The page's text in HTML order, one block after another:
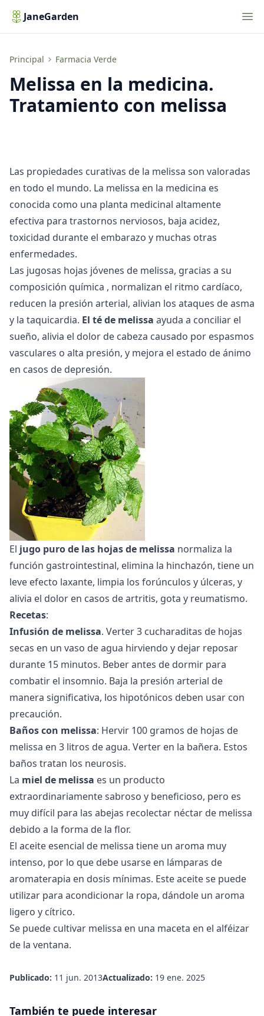
JaneGarden
Principal Farmacia Verde
Melissa en la medicina. Tratamiento con melissa
Melissa en la medicina.
Tratamiento con melissa
Las propiedades curativas de la melissa son valoradas
en todo el mundo. La melissa en la medicina es
conocida como una planta medicinal altamente
efectiva para trastornos nerviosos, baja acidez,
toxicidad durante el embarazo y muchas otras
enfermedades.
Las jugosas hojas jóvenes de melissa, gracias a su
composición química , normalizan el ritmo cardíaco,
reducen la presión arterial, alivian los ataques de asma
y la taquicardia. El té de melissa ayuda a conciliar el
sueño, alivia el dolor de cabeza causado por espasmos
vasculares o alta presión, y mejora el estado de ánimo
en casos de depresión.
El jugo puro de las hojas de melissa normaliza la
función gastrointestinal, elimina la hinchazón, tiene un
leve efecto laxante, limpia los forúnculos y úlceras, y
alivia el dolor en casos de artritis, gota y reumatismo.
Recetas:
Infusión de melissa. Verter 3 cucharaditas de hojas
secas en un vaso de agua hirviendo y dejar reposar
durante 15 minutos. Beber antes de dormir para
combatir el insomnio. Baja la presión arterial de
manera significativa, los hipotónicos deben usar con
precaución.
Baños con melissa: Hervir 100 gramos de hojas de
melissa en 3 litros de agua. Verter en la bañera. Estos
baños tratan los neurosis.
La miel de melissa es un producto
extraordinariamente sabroso y beneficioso, pero es
muy difícil para las abejas recolectar néctar de melissa
debido a la forma de la flor.
El aceite esencial de melissa tiene un aroma muy
intenso, por lo que debe usarse en lámparas de
aromaterapia en dosis mínimas. Este aceite se puede
utilizar para acondicionar la ropa, dándole un aroma
ligero y cítrico.
Se puede cultivar melissa en una maceta en el alféizar
de la ventana.
Publicado: 11 jun. 2013Actualizado: 19 ene. 2025
También te puede interesar